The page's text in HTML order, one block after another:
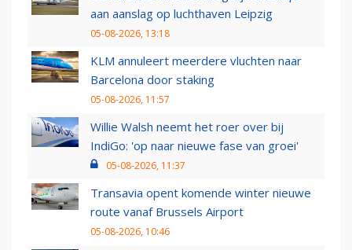
aan aanslag op luchthaven Leipzig
05-08-2026, 13:18
KLM annuleert meerdere vluchten naar
Barcelona door staking
05-08-2026, 11:57
Willie Walsh neemt het roer over bij
IndiGo: 'op naar nieuwe fase van groei'
05-08-2026, 11:37
Transavia opent komende winter nieuwe
route vanaf Brussels Airport
05-08-2026, 10:46